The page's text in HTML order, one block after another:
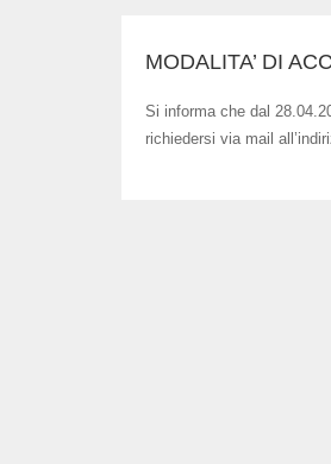
MODALITA’ DI
Si informa che dal
richiedersi via mail